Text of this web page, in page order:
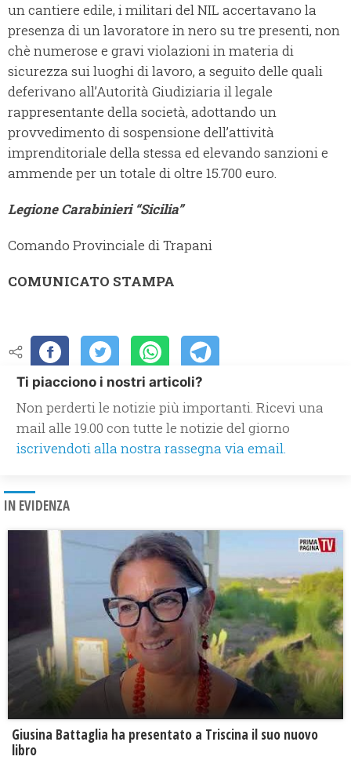
un cantiere edile, i militari del NIL accertavano la
presenza di un lavoratore in nero su tre presenti, non
chè numerose e gravi violazioni in materia di
sicurezza sui luoghi di lavoro, a seguito delle quali
deferivano all’Autorità Giudiziaria il legale
rappresentante della società, adottando un
provvedimento di sospensione dell’attività
imprenditoriale della stessa ed elevando sanzioni e
ammende per un totale di oltre 15.700 euro.
Legione Carabinieri “Sicilia”
Comando Provinciale di Trapani
COMUNICATO STAMPA
Ti piacciono i nostri articoli?
Non perderti le notizie più importanti. Ricevi una
mail alle 19.00 con tutte le notizie del giorno
iscrivendoti alla nostra rassegna via email.
IN EVIDENZA
Giusina Battaglia ha presentato a Triscina il suo nuovo
libro